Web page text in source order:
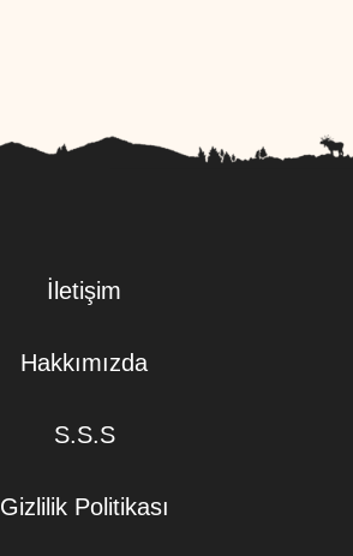
İletişim
Hakkımızda
S.S.S
Gizlilik Politikası